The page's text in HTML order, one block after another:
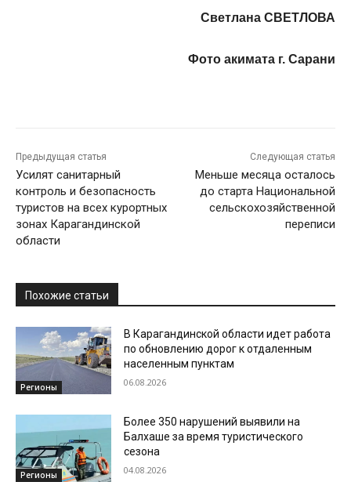
Светлана СВЕТЛОВА
Фото акимата г. Сарани
Предыдущая статья
Усилят санитарный
контроль и безопасность
туристов на всех курортных
зонах Карагандинской
области
Следующая статья
Меньше месяца осталось
до старта Национальной
сельскохозяйственной
переписи
Похожие статьи
Регионы
В Карагандинской области идет работа
по обновлению дорог к отдаленным
населенным пунктам
06.08.2026
Регионы
Более 350 нарушений выявили на
Балхаше за время туристического
сезона
04.08.2026